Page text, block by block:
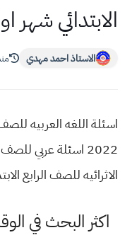
الابتدائي شهر اول
الاستاذ احمد مهدي منذ
اسئلة اللغه العربيه
الاثرائيه للصف الرابع
اكثر البحث في